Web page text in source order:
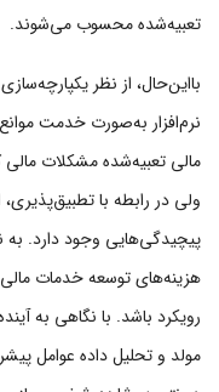
تعبیه‌شده محسوب می‌شوند.
بااین‌حال، از نظر
نرم‌افزار به‌صورت خدمت
مالی تعبیه‌شده مشکلات
ولی در رابطه با
پیچیدگی‌هایی وجود دارد.
هزینه‌های توسعه خدمات
رویکرد باشد. با نگاهی به
مولد و تحلیل داده عوامل